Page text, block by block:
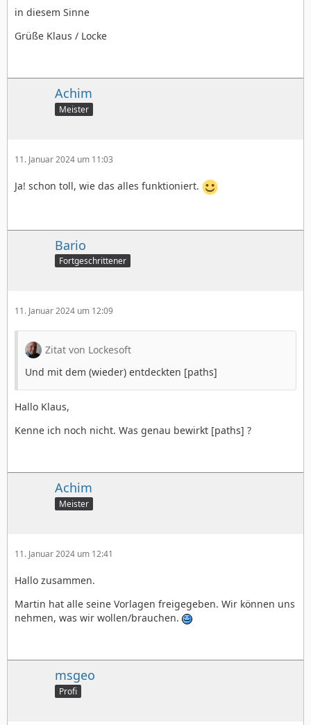
in diesem Sinne
Grüße Klaus / Locke
Achim
Meister
11. Januar 2024 um 11:03
Ja! schon toll, wie das alles funktioniert.
Bario
Fortgeschrittener
11. Januar 2024 um 12:09
Zitat von Lockesoft
Und mit dem (wieder) entdeckten [paths]
Hallo Klaus,
Kenne ich noch nicht. Was genau bewirkt [paths] ?
Achim
Meister
11. Januar 2024 um 12:41
Hallo zusammen.
Martin hat alle seine Vorlagen freigegeben. Wir können uns
nehmen, was wir wollen/brauchen.
msgeo
Profi